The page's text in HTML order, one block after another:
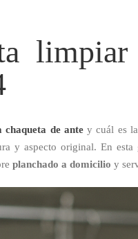
chaqueta de antey cuál es la
y aspecto original. En
planchado a domicilio y